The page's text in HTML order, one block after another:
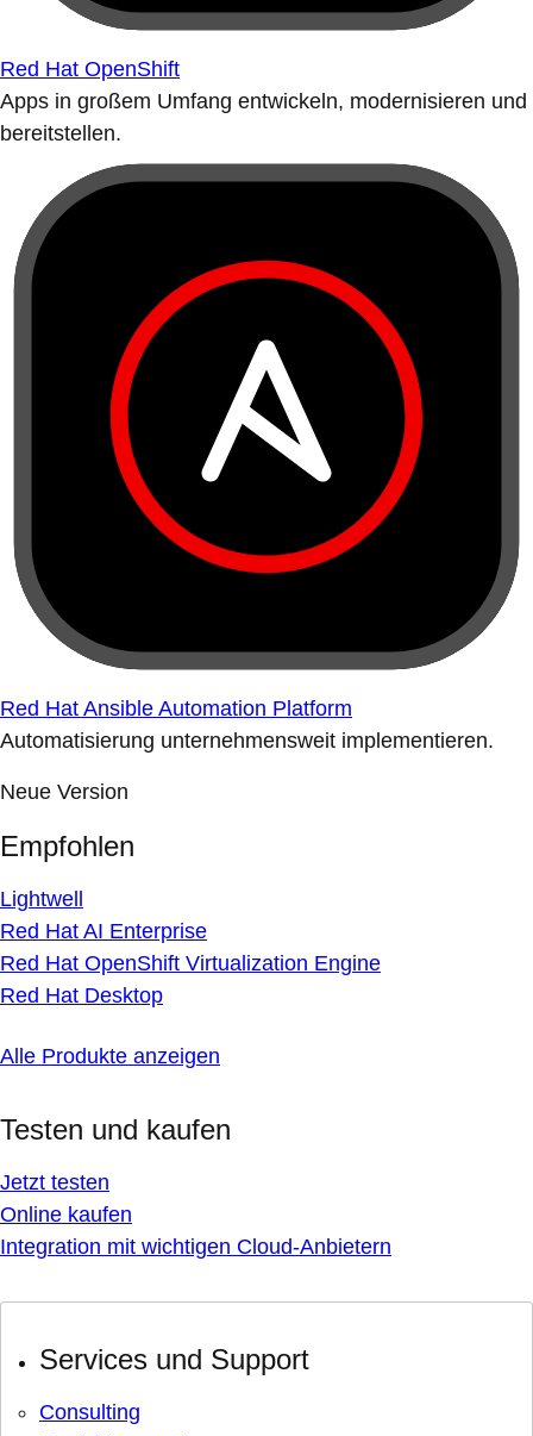
Red Hat OpenShift
Apps in großem Umfang entwickeln, modernisieren und
bereitstellen.
Red Hat Ansible Automation Platform
Automatisierung unternehmensweit implementieren.
Neue Version
Empfohlen
Lightwell
Red Hat AI Enterprise
Red Hat OpenShift Virtualization Engine
Red Hat Desktop
Alle Produkte anzeigen
Testen und kaufen
Jetzt testen
Online kaufen
Integration mit wichtigen Cloud-Anbietern
Services und Support
Consulting